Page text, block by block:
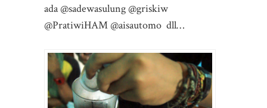
ada @sadewasulung @griskiw
@PratiwiHAM @aisautomo dll…